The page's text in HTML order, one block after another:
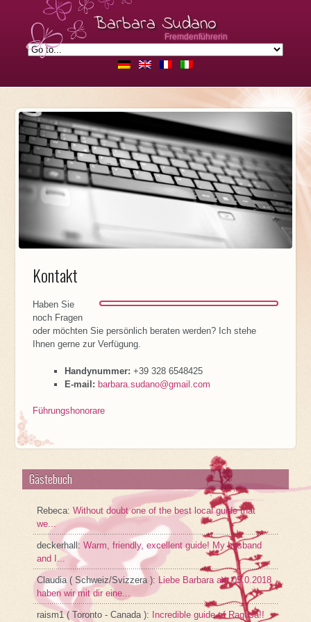
Barbara Sudano
Fremdenführerin
Kontakt
Haben Sie
noch Fragen
oder möchten Sie persönlich beraten werden? Ich stehe
Ihnen gerne zur Verfügung.
Handynummer: +39 328 6548425
E-mail: barbara.sudano@gmail.com
Führungshonorare
Gästebuch
Rebeca:Without doubt one of the best local guide that
we...
deckerhall:Warm, friendly, excellent guide! My husband
and I...
Claudia ( Schweiz/Svizzera ): Liebe Barbara am 05.0.2018
haben wir mit dir eine...
raism1 ( Toronto - Canada ): Incredible guide of Ragusa!!